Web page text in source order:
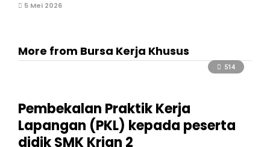
5 Mei 2026
More from Bursa Kerja Khusus
514
Pembekalan Praktik Kerja
Lapangan (PKL) kepada peserta
didik SMK Krian 2